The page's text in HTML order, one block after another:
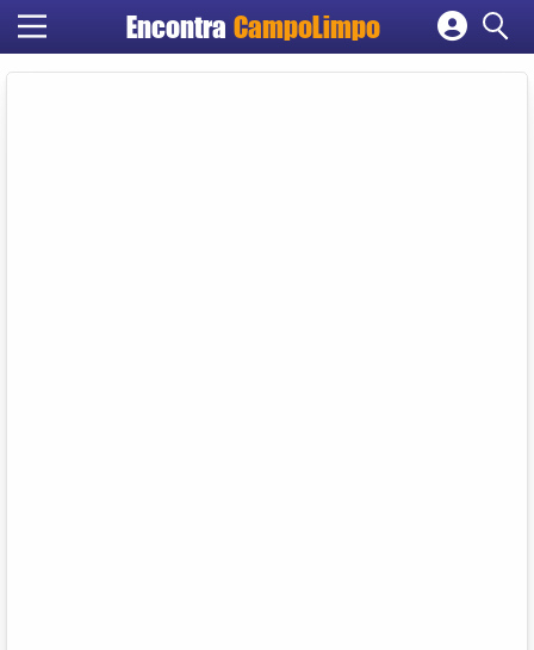
Encontra CampoLimpo
Cadastrar empresa